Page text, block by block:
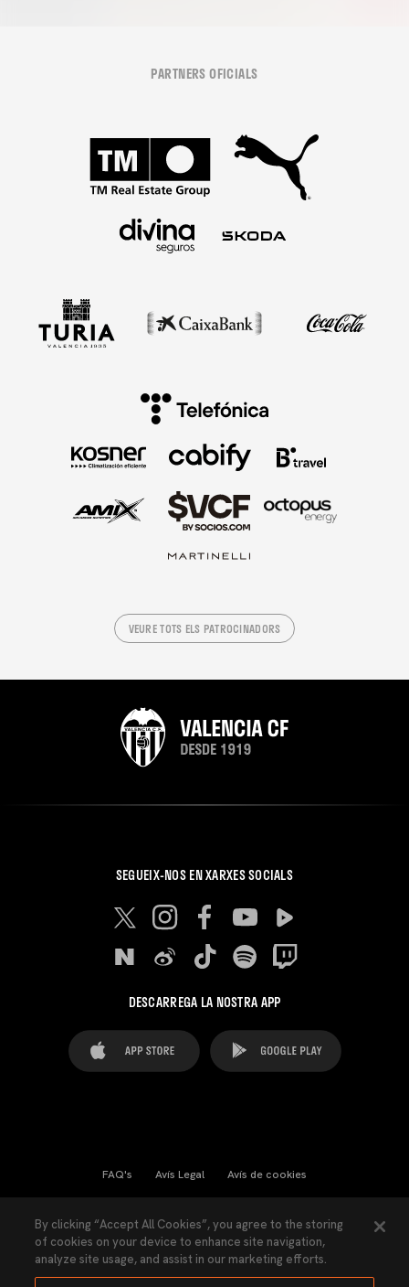
PARTNERS OFICIALS
VEURE TOTS ELS PATROCINADORS
SEGUEIX-NOS EN XARXES SOCIALS
DESCARREGA LA NOSTRA APP
FAQ's Avís Legal Avís de cookies
Llei de Transparència Política de Privacitat
Accessibilitat
By clicking “Accept All Cookies”, you agree to the storing
of cookies on your device to enhance site navigation,
analyze site usage, and assist in our marketing efforts.